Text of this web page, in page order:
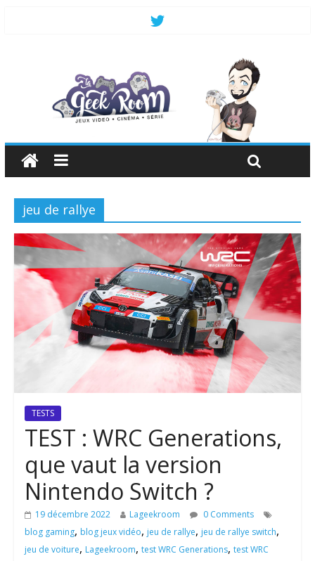
jeu de rallye
TESTS
TEST : WRC Generations,
que vaut la version
Nintendo Switch ?
19 décembre 2022 Lageekroom
0 Comments
blog gaming, blog jeux vidéo, jeu de rallye, jeu de rallye switch,
jeu de voiture, Lageekroom, test WRC Generations, test WRC